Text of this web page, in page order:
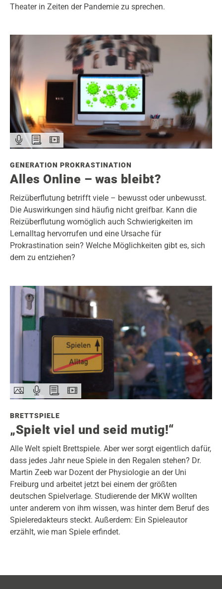
Theater in Zeiten der Pandemie zu sprechen.
GENERATION PROKRASTINATION
Alles Online – was bleibt?
Reizüberflutung betrifft viele – bewusst oder unbewusst.
Die Auswirkungen sind häufig nicht greifbar. Kann die
Reizüberflutung womöglich auch Schwierigkeiten im
Lernalltag hervorrufen und eine Ursache für
Prokrastination sein? Welche Möglichkeiten gibt es, sich
dem zu entziehen?
BRETTSPIELE
„Spielt viel und seid mutig!“
Alle Welt spielt Brettspiele. Aber wer sorgt eigentlich dafür,
dass jedes Jahr neue Spiele in den Regalen stehen? Dr.
Martin Zeeb war Dozent der Physiologie an der Uni
Freiburg und arbeitet jetzt bei einem der größten
deutschen Spielverlage. Studierende der MKW wollten
unter anderem von ihm wissen, was hinter dem Beruf des
Spieleredakteurs steckt. Außerdem: Ein Spieleautor
erzählt, wie man Spiele erfindet.